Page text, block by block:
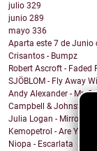
julio 329
junio 289
mayo 336
Aparta este 7 de Junio
Crisantos - Bumpz
Robert Ascroft - Faded
SJÖBLOM - Fly Away
Andy Alexander - Mr.
Campbell & Johnston -
Julia Logan - Mirrors
Kemopetrol - Are You
Niopa - Escarlata